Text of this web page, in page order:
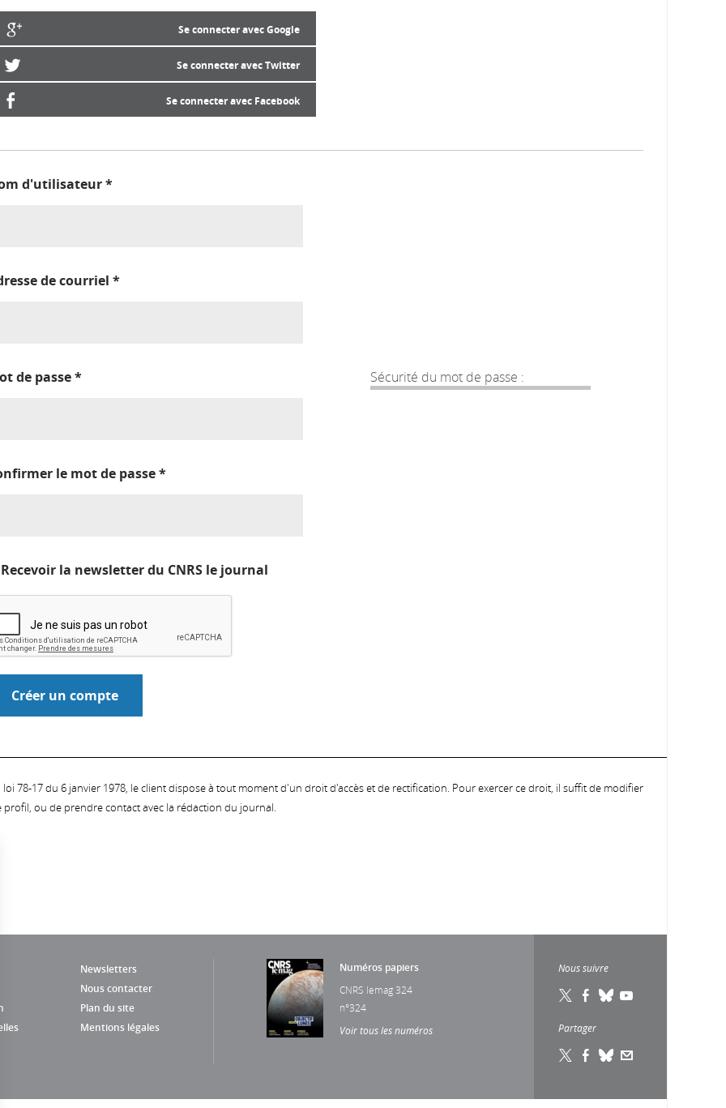
Se connecter avec Google
Se connecter avec Twitter
Se connecter avec Facebook
d'utilisateur*
de courriel *
Sécurité du mot de passe :
de passe*
le mot de passe*
Recevoir la newsletter du CNRS le journal
78-17 du 6 janvier 1978, le client dispose à tout moment d'un droit d'accès et de rectification. Pour exercer ce droit, il suffit de modifier
ou de prendre contact avec la rédaction du journal.
Newsletters
Nous contacter
Plan du site
Mentions légales
Numéros papiers
CNRS lemag 324
n°324
Voir tous les numéros
Nous suivre
Partager